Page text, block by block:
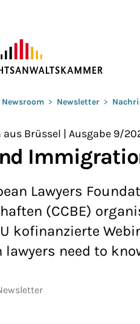
hier:
Newsroom > Newsletter >
Brüssel | Ausgabe 9/
Lawyers
(CCBE)
kofinanzierte
lawyers need to